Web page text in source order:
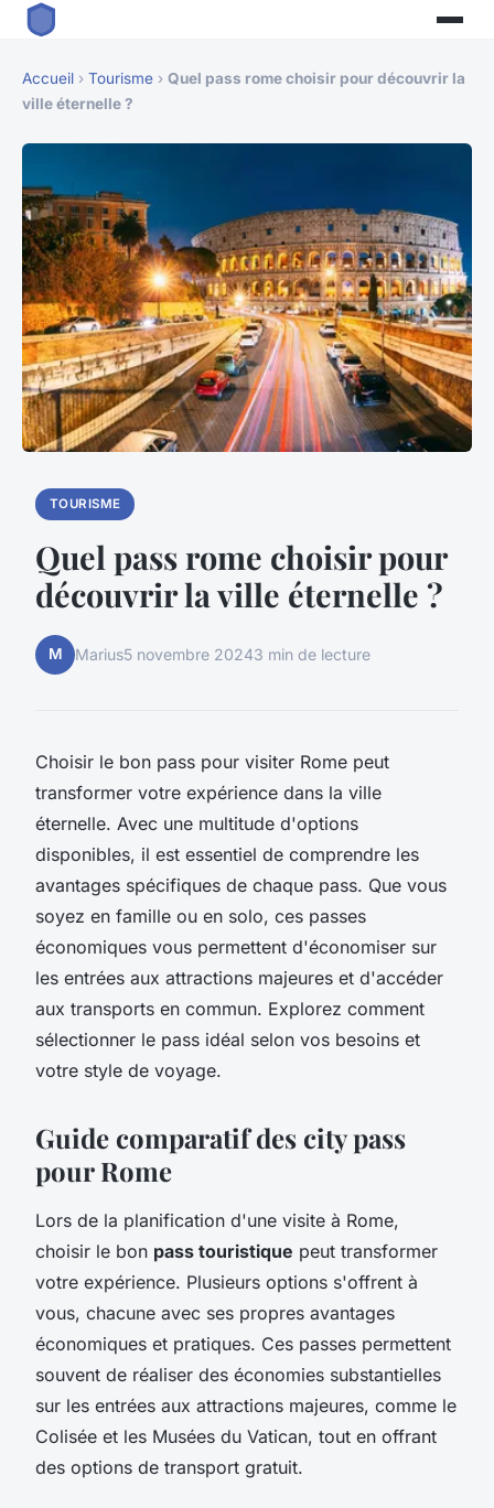
Accueil › Tourisme › Quel pass rome choisir pour découvrir la
ville éternelle ?
TOURISME
Quel pass rome choisir pour
découvrir la ville éternelle ?
M Marius5 novembre 20243 min de lecture
Choisir le bon pass pour visiter Rome peut
transformer votre expérience dans la ville
éternelle. Avec une multitude d'options
disponibles, il est essentiel de comprendre les
avantages spécifiques de chaque pass. Que vous
soyez en famille ou en solo, ces passes
économiques vous permettent d'économiser sur
les entrées aux attractions majeures et d'accéder
aux transports en commun. Explorez comment
sélectionner le pass idéal selon vos besoins et
votre style de voyage.
Guide comparatif des city pass
pour Rome
Lors de la planification d'une visite à Rome,
choisir le bon pass touristique peut transformer
votre expérience. Plusieurs options s'offrent à
vous, chacune avec ses propres avantages
économiques et pratiques. Ces passes permettent
souvent de réaliser des économies substantielles
sur les entrées aux attractions majeures, comme le
Colisée et les Musées du Vatican, tout en offrant
des options de transport gratuit.